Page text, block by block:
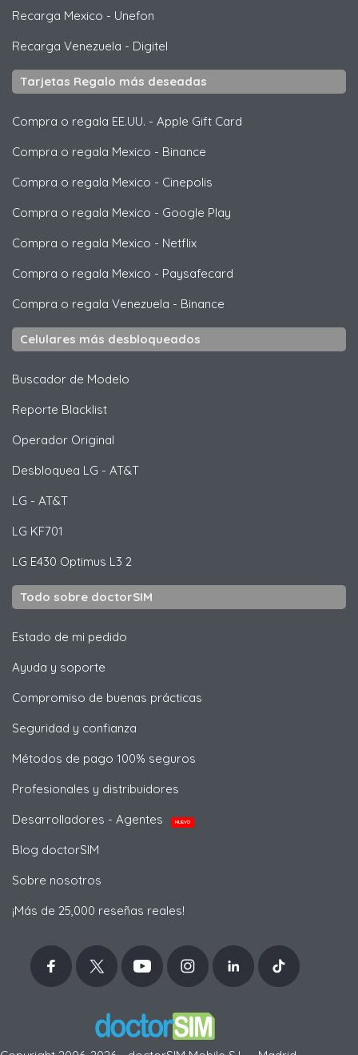
Recarga Mexico - Unefon
Recarga Venezuela - Digitel
Tarjetas Regalo más deseadas
Compra o regala EE.UU. - Apple Gift Card
Compra o regala Mexico - Binance
Compra o regala Mexico - Cinepolis
Compra o regala Mexico - Google Play
Compra o regala Mexico - Netflix
Compra o regala Mexico - Paysafecard
Compra o regala Venezuela - Binance
Celulares más desbloqueados
Buscador de Modelo
Reporte Blacklist
Operador Original
Desbloquea LG - AT&T
LG - AT&T
LG KF701
LG E430 Optimus L3 2
Todo sobre doctorSIM
Estado de mi pedido
Ayuda y soporte
Compromiso de buenas prácticas
Seguridad y confianza
Métodos de pago 100% seguros
Profesionales y distribuidores
Desarrolladores - Agentes
NUEVO
Blog doctorSIM
Sobre nosotros
¡Más de 25,000 reseñas reales!